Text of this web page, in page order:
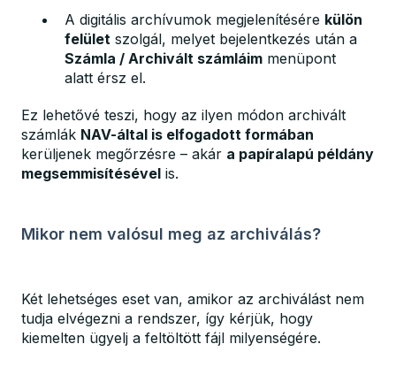
A digitális archívumok megjelenítésére külön
felület szolgál, melyet bejelentkezés után a
Számla / Archivált számláim menüpont
alatt érsz el.
Ez lehetővé teszi, hogy az ilyen módon archivált
számlák NAV-által is elfogadott formában
kerüljenek megőrzésre – akár a papíralapú példány
megsemmisítésével is.
Mikor nem valósul meg az archiválás?
Két lehetséges eset van, amikor az archiválást nem
tudja elvégezni a rendszer, így kérjük, hogy
kiemelten ügyelj a feltöltött fájl milyenségére.